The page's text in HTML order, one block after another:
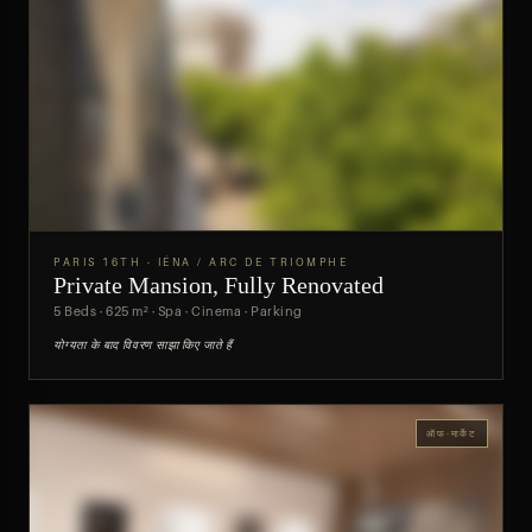
पूर्वावलोकन
PARIS 16TH · IÉNA / ARC DE TRIOMPHE
Private Mansion, Fully Renovated
5 Beds · 625 m² · Spa · Cinema · Parking
योग्यता के बाद विवरण साझा किए जाते हैं
ऑफ-मार्केट